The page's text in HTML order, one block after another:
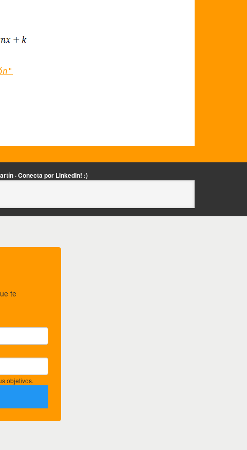
·Conecta por Linkedin! :)